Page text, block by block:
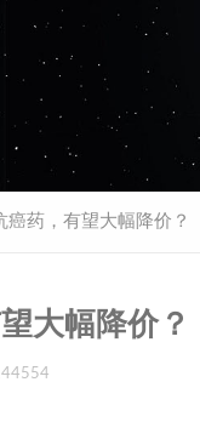
癌药，有望大幅降价？
大幅降价？